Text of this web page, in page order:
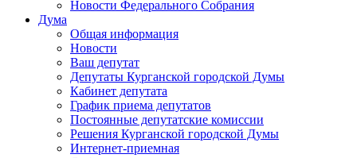
Новости Федерального Cобрания
Дума
Общая информация
Новости
Ваш депутат
Депутаты Курганской городской Думы
Кабинет депутата
График приема депутатов
Постоянные депутатские комиссии
Решения Курганской городской Думы
Интернет-приемная